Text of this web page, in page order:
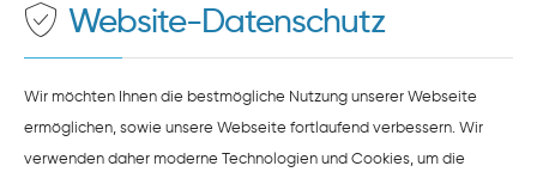
zustimmen.
ZUSTIMMEN
HINWEISE ZUM DATENSCHUTZ
Website-Datenschutz
Wir möchten Ihnen die bestmögliche Nutzung unserer Webseite
ermöglichen, sowie unsere Webseite fortlaufend verbessern. Wir
verwenden daher moderne Technologien und Cookies, um die